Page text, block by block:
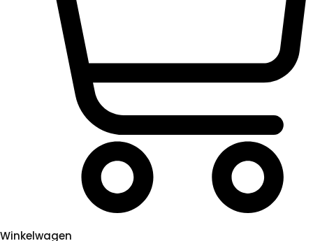
Winkelwagen